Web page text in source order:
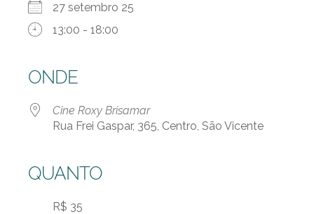
27 setembro 25
13:00 - 18:00
ONDE
Cine Roxy Brisamar
Rua Frei Gaspar, 365, Centro, São Vicente
QUANTO
R$ 35